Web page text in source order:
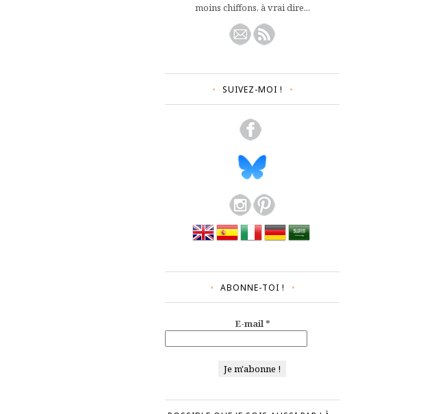
moins chiffons, à vrai dire...
SUIVEZ-MOI !
ABONNE-TOI !
E-mail*